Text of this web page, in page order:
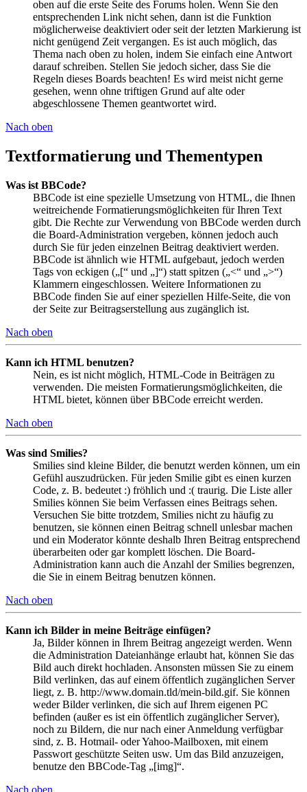
oben auf die erste Seite des Forums holen. Wenn Sie den
entsprechenden Link nicht sehen, dann ist die Funktion
möglicherweise deaktiviert oder seit der letzten Markierung ist
nicht genügend Zeit vergangen. Es ist auch möglich, das
Thema nach oben zu holen, indem Sie einfach eine Antwort
darauf schreiben. Stellen Sie jedoch sicher, dass Sie die
Regeln dieses Boards beachten! Es wird meist nicht gerne
gesehen, wenn ohne triftigen Grund auf alte oder
abgeschlossene Themen geantwortet wird.
Nach oben
Textformatierung und Thementypen
Was ist BBCode?
BBCode ist eine spezielle Umsetzung von HTML, die Ihnen
weitreichende Formatierungsmöglichkeiten für Ihren Text
gibt. Die Rechte zur Verwendung von BBCode werden durch
die Board-Administration vergeben, können jedoch auch
durch Sie für jeden einzelnen Beitrag deaktiviert werden.
BBCode ist ähnlich wie HTML aufgebaut, jedoch werden
Tags von eckigen („[“ und „]“) statt spitzen („<“ und „>“)
Klammern eingeschlossen. Weitere Informationen zu
BBCode finden Sie auf einer speziellen Hilfe-Seite, die von
der Seite zur Beitragserstellung aus zugänglich ist.
Nach oben
Kann ich HTML benutzen?
Nein, es ist nicht möglich, HTML-Code in Beiträgen zu
verwenden. Die meisten Formatierungsmöglichkeiten, die
HTML bietet, können über BBCode erreicht werden.
Nach oben
Was sind Smilies?
Smilies sind kleine Bilder, die benutzt werden können, um ein
Gefühl auszudrücken. Für jeden Smilie gibt es einen kurzen
Code, z. B. bedeutet :) fröhlich und :( traurig. Die Liste aller
Smilies können Sie beim Verfassen eines Beitrags sehen.
Versuchen Sie bitte trotzdem, Smilies nicht zu häufig zu
benutzen, sie können einen Beitrag schnell unlesbar machen
und ein Moderator könnte deshalb Ihren Beitrag entsprechend
überarbeiten oder gar komplett löschen. Die Board-
Administration kann auch die Anzahl der Smilies begrenzen,
die Sie in einem Beitrag benutzen können.
Nach oben
Kann ich Bilder in meine Beiträge einfügen?
Ja, Bilder können in Ihrem Beitrag angezeigt werden. Wenn
die Administration Dateianhänge erlaubt hat, können Sie das
Bild auch direkt hochladen. Ansonsten müssen Sie zu einem
Bild verlinken, das auf einem öffentlich zugänglichen Server
liegt, z. B. http://www.domain.tld/mein-bild.gif. Sie können
weder Bilder verlinken, die sich auf Ihrem eigenen PC
befinden (außer es ist ein öffentlich zugänglicher Server),
noch zu Bildern, die nur nach einer Anmeldung verfügbar
sind, z. B. Hotmail- oder Yahoo-Mailboxen, mit einem
Passwort geschützte Seiten usw. Um das Bild anzuzeigen,
benutze den BBCode-Tag „[img]“.
Nach oben